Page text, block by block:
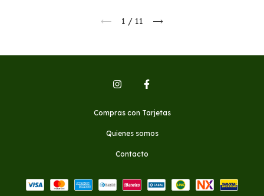
1 / 11
Compras con Tarjetas
Quienes somos
Contacto